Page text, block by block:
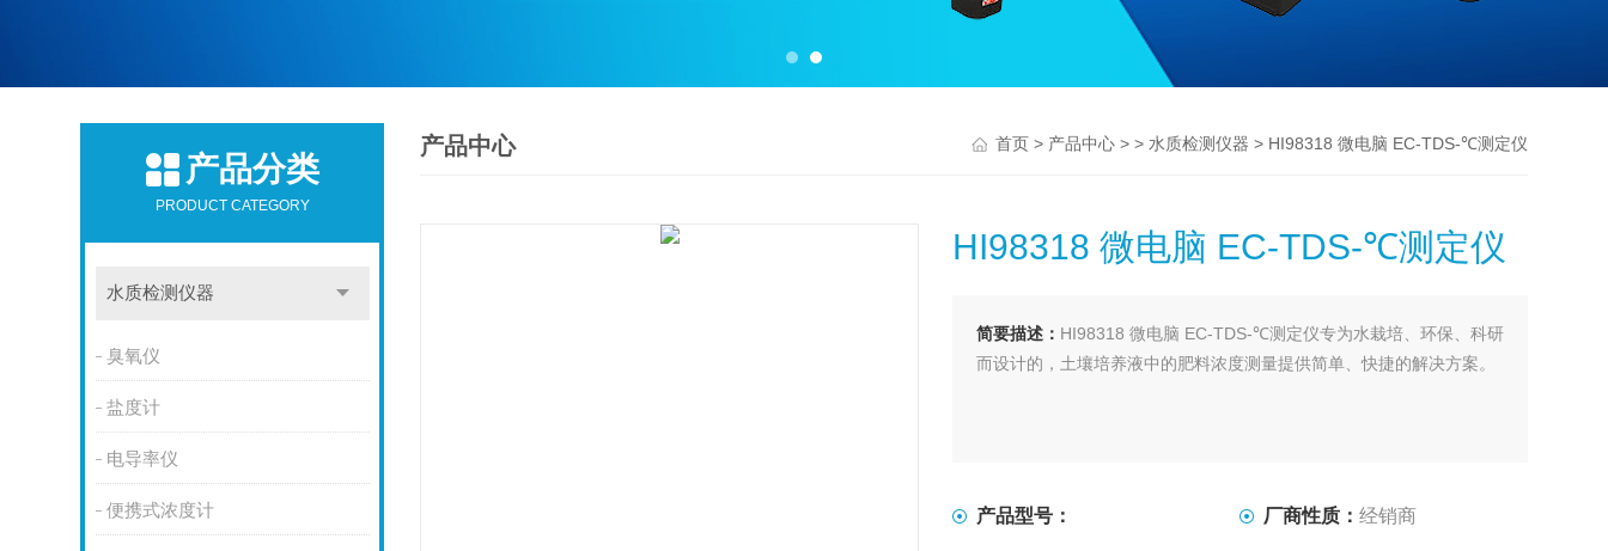
产品分类
PRODUCT CATEGORY
水质检测仪器
臭氧仪
盐度计
电导率仪
便携式浓度计
产品中心 首页> 产品中心> > 水质检测仪器 > HI98318 微电脑 EC-TDS-℃测定仪
HI98318 微电脑 EC-TDS-℃测定仪
简要描述： HI98318 微电脑 EC-TDS-℃测定仪专为水栽培、环保、科研
而设计的，土壤培养液中的肥料浓度测量提供简单、快捷的解决方案。
产品型号： 厂商性质：经销商